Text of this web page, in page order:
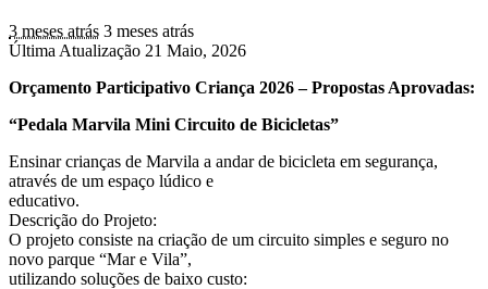
3 meses atrás 3 meses atrás
Última Atualização 21 Maio, 2026
Orçamento Participativo Criança 2026 – Propostas Aprovadas:
“Pedala Marvila Mini Circuito de Bicicletas”
Ensinar crianças de Marvila a andar de bicicleta em segurança,
através de um espaço lúdico e
educativo.
Descrição do Projeto:
O projeto consiste na criação de um circuito simples e seguro no
novo parque “Mar e Vila”,
utilizando soluções de baixo custo: